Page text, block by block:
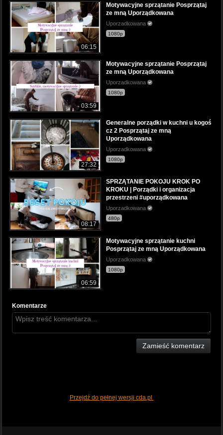
06:15
Motywacyjne sprzątanie Posprzątaj
ze mną Uporządkowana
Uporzadkowana
1080p
03:59
Motywacyjne sprzątanie Posprzątaj
ze mną Uporządkowana
Uporzadkowana
1080p
27:32
Generalne porządki w kuchni u kogoś
cz 2 Posprzątaj ze mną
Uporządkowana
Uporzadkowana
1080p
08:17
SPRZĄTANIE POKOJU KROK PO
KROKU | Porządki i organizacja
przestrzeni #uporządkowana
Uporzadkowana
480p
06:59
Motywacyjne sprzątanie kuchni
Posprzątaj ze mną Uporządkowana
Uporzadkowana
1080p
Komentarze
Zamieść komentarz
Przejdź do pełnej wersji cda.pl